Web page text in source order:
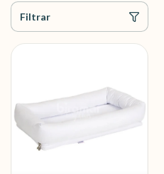
Filtrar